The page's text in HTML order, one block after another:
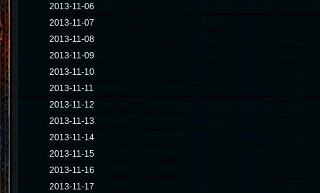
2013-11-06
2013-11-07
2013-11-08
2013-11-09
2013-11-10
2013-11-11
2013-11-12
2013-11-13
2013-11-14
2013-11-15
2013-11-16
2013-11-17